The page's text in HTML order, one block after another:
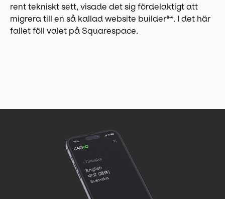
rent tekniskt sett, visade det sig fördelaktigt att
migrera till en så kallad website builder**. I det här
fallet föll valet på Squarespace.